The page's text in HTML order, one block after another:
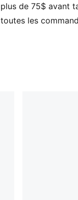
Fabriqué à partir
recyclés
plus de 75$ avant
toutes les